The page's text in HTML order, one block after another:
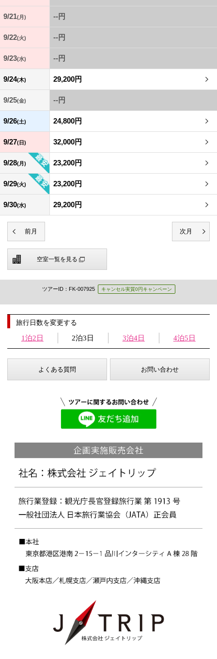
9/21(月) --円
9/22(火) --円
9/23(水) --円
9/24(木) 29,200円
9/25(金) --円
9/26(土) 24,800円
9/27(日) 32,000円
9/28(月) 23,200円
9/29(火) 23,200円
9/30(水) 29,200円
空室一覧を見る
ツアーID：FK-007925 キャンセル実質0円キャンペーン
旅行日数を変更する
1泊2日 2泊3日 3泊4日 4泊5日
よくある質問 お問い合わせ